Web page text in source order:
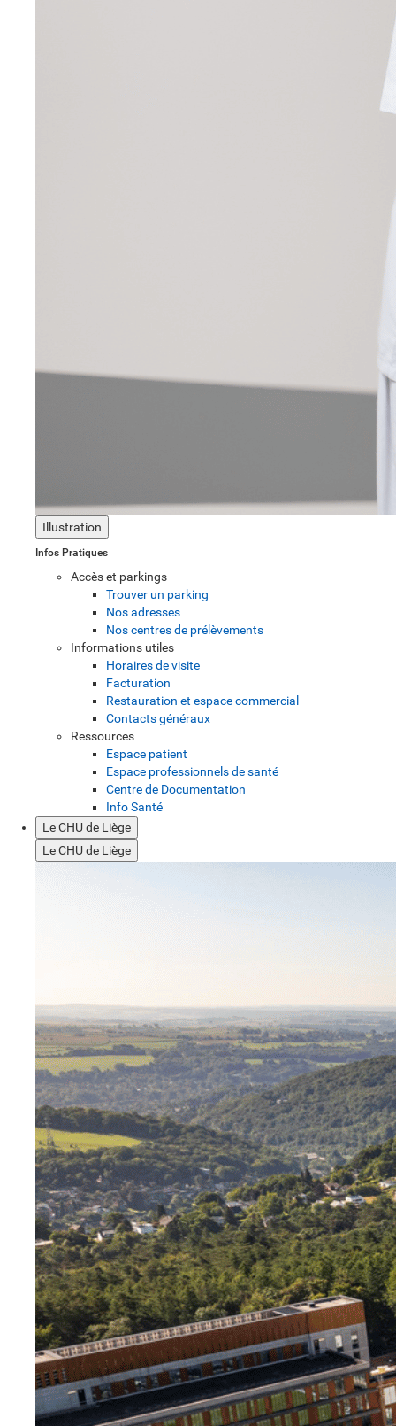
Illustration
Infos Pratiques
Accès et parkings
Trouver un parking
Nos adresses
Nos centres de prélèvements
Informations utiles
Horaires de visite
Facturation
Restauration et espace commercial
Contacts généraux
Ressources
Espace patient
Espace professionnels de santé
Centre de Documentation
Info Santé
Le CHU de Liège
Le CHU de Liège